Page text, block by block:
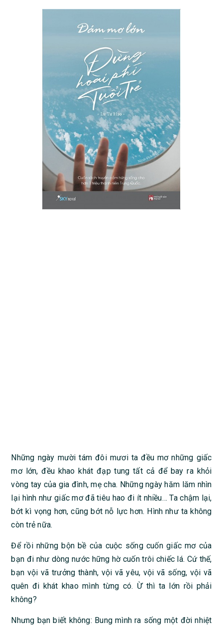
Những ngày mười tám đôi mươi ta đều mơ những giấc
mơ lớn, đều khao khát đạp tung tất cả để bay ra khỏi
vòng tay của gia đình, mẹ cha. Những ngày hăm lăm nhìn
lại hình như giấc mơ đã tiêu hao đi ít nhiều… Ta chậm lại,
bớt kì vọng hơn, cũng bớt nỗ lực hơn. Hình như ta không
còn trẻ nữa.
Để rồi những bộn bề của cuộc sống cuốn giấc mơ của
bạn đi như dòng nước hững hờ cuốn trôi chiếc lá. Cứ thế,
bạn vội vã trưởng thành, vội vã yêu, vội vã sống, vội vã
quên đi khát khao mình từng có. Ừ thì ta lớn rồi phải
không?
Nhưng bạn biết không: Bung mình ra sống một đời nhiệt